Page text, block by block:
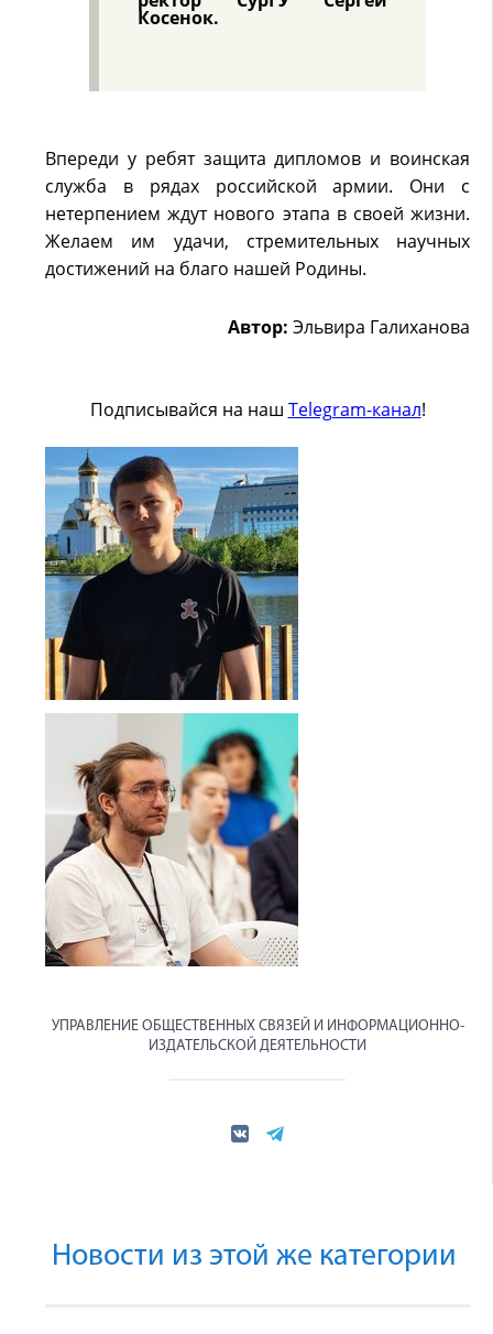
Косенок.
Впереди у ребят защита дипломов и воинская
служба в рядах российской армии. Они с
нетерпением ждут нового этапа в своей жизни.
Желаем им удачи, стремительных научных
достижений на благо нашей Родины.
Автор: Эльвира Галиханова
Подписывайся на наш Telegram-канал!
УПРАВЛЕНИЕ ОБЩЕСТВЕННЫХ СВЯЗЕЙ И ИНФОРМАЦИОННО-
ИЗДАТЕЛЬСКОЙ ДЕЯТЕЛЬНОСТИ
Новости из этой же категории